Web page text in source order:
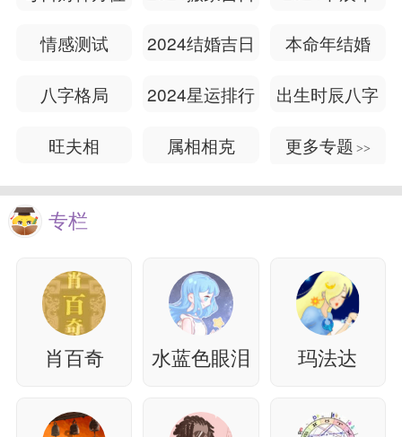
情感测试 2024结婚吉日 本命年结婚
八字格局 2024星运排行 出生时辰八字
旺夫相 属相相克 更多专题 >>
专栏
肖百奇 水蓝色眼泪 玛法达